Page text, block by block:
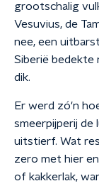
grootschalig
Vesuvius, de
nee, een
Siberië bedekte
dik.
Er werd zó'n
smeerpijperij
uitstierf. Wat
zero met hier
of kakkerlak,